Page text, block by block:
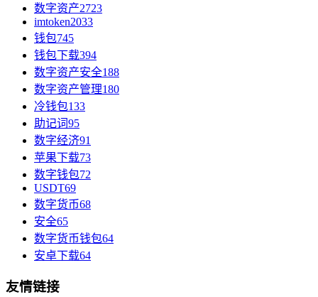
数字资产2723
imtoken2033
钱包745
钱包下载394
数字资产安全188
数字资产管理180
冷钱包133
助记词95
数字经济91
苹果下载73
数字钱包72
USDT69
数字货币68
安全65
数字货币钱包64
安卓下载64
友情链接